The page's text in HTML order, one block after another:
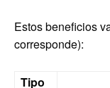
Estos beneficios
corresponde):
Tipo